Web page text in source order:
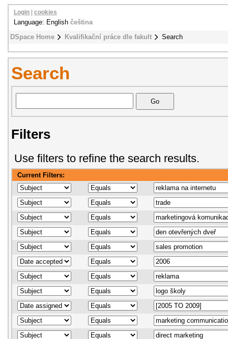
DSpace Home Kvalifikační práce dle fakult Search
Login cookies
Language: English čeština
Search
Filters
Use filters to refine the search results.
Current Filters: